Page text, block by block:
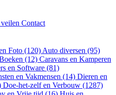
Contact
Foto (120) Auto diversen (95)
(12) Caravans en Kamperen
en Software (81)
en Vakmensen (14) Dieren en
Doe-het-zelf en Verbouw (1287)